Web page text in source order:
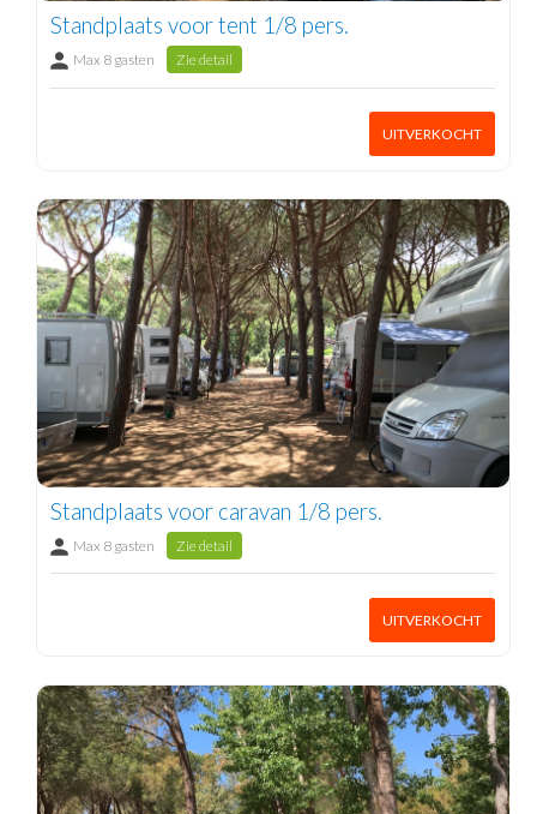
Standplaats voor tent 1/8 pers.
Max 8 gasten Zie detail
UITVERKOCHT
Standplaats voor caravan 1/8 pers.
Max 8 gasten Zie detail
UITVERKOCHT